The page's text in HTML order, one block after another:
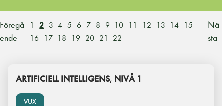
Föregå
ende
1 2 3 4 5 6 7 8 9 10 11 12 13 14
15
16
17 18 19 20 21 22
Nä
sta
VUX
ARTIFICIELL INTELLIGENS, NIVÅ 1